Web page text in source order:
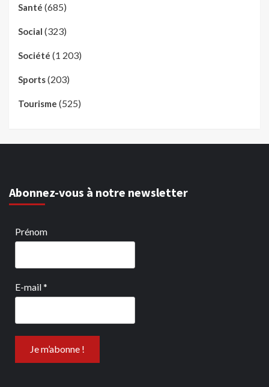
Santé (685)
Social (323)
Société (1 203)
Sports(203)
Tourisme (525)
Abonnez-vous à notre newsletter
Prénom
E-mail*